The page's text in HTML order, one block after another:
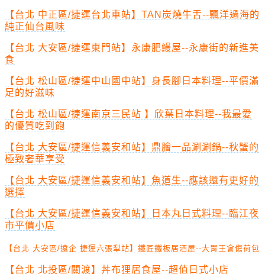
【台北 中正區/捷運台北車站】TAN炭燒牛舌--飄洋過海的
純正仙台風味
【台北 大安區/捷運東門站】永康肥鰻屋--永康街的新進美
食
【台北 松山區/捷運中山國中站】身長腳日本料理--平價滿
足的好滋味
【台北 松山區/捷運南京三民站 】欣葉日本料理--我最愛
的優質吃到飽
【台北 大安區/捷運信義安和站】鼎膾一品涮涮鍋--秋蟹的
極致奢華享受
【台北 大安區/捷運信義安和站】魚道生--應該還有更好的
選擇
【台北 大安區/捷運信義安和站】日本丸日式料理--臨江夜
市平價小店
【台北 大安區/遠企 捷運六張犁站】鐵匠鐵板居酒屋--大胃王會傷荷包
【台北 北投區/關渡】丼布狸居食屋--超值日式小店